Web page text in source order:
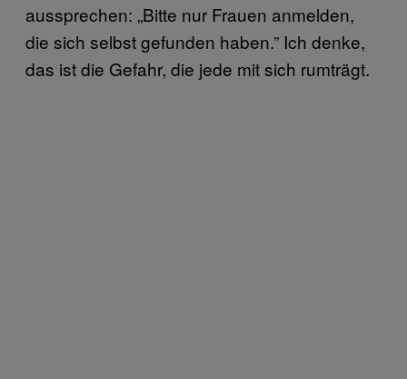
aussprechen: „Bitte nur Frauen anmelden,
die sich selbst gefunden haben.” Ich denke,
das ist die Gefahr, die jede mit sich rumträgt.